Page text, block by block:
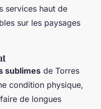
services haut de
sur les paysages
sublimes de Torres
condition physique,
de longues